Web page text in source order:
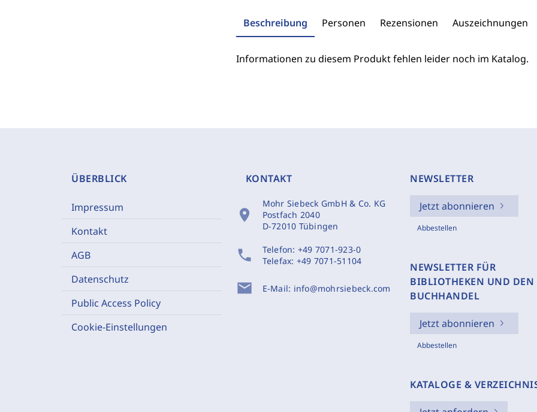
Beschreibung Personen Rezensionen Auszeichnungen
Informationen zu diesem Produkt fehlen leider noch im Katalog.
ÜBERBLICK
Impressum
Kontakt
AGB
Datenschutz
Public Access Policy
Cookie-Einstellungen
KONTAKT
location_on
Mohr Siebeck GmbH & Co. KG
Postfach 2040
D-72010 Tübingen
phone Telefon: +49 7071-923-0
Telefax: +49 7071-51104
mail E-Mail: info@mohrsiebeck.com
NEWSLETTER
Jetzt abonnieren
Abbestellen
NEWSLETTER FÜR
BIBLIOTHEKEN UND DEN
BUCHHANDEL
Jetzt abonnieren
Abbestellen
KATALOGE &